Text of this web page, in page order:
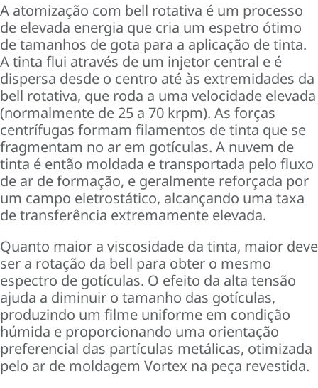
A atomização com bell rotativa é um processo
de elevada energia que cria um espetro ótimo
de tamanhos de gota para a aplicação de tinta.
A tinta flui através de um injetor central e é
dispersa desde o centro até às extremidades da
bell rotativa, que roda a uma velocidade elevada
(normalmente de 25 a 70 krpm). As forças
centrífugas formam filamentos de tinta que se
fragmentam no ar em gotículas. A nuvem de
tinta é então moldada e transportada pelo fluxo
de ar de formação, e geralmente reforçada por
um campo eletrostático, alcançando uma taxa
de transferência extremamente elevada.
Quanto maior a viscosidade da tinta, maior deve
ser a rotação da bell para obter o mesmo
espectro de gotículas. O efeito da alta tensão
ajuda a diminuir o tamanho das gotículas,
produzindo um filme uniforme em condição
húmida e proporcionando uma orientação
preferencial das partículas metálicas, otimizada
pelo ar de moldagem Vortex na peça revestida.